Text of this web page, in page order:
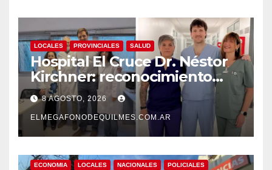
LOCALES PROVINCIALES SALUD
Hospital El Cruce Dr. Néstor
Kirchner: reconocimiento
internacional a la calidad de
su atención
8 AGOSTO, 2026
ELMEGAFONODEQUILMES.COM.AR
ECONOMIA LOCALES NACIONALES POLICIALES